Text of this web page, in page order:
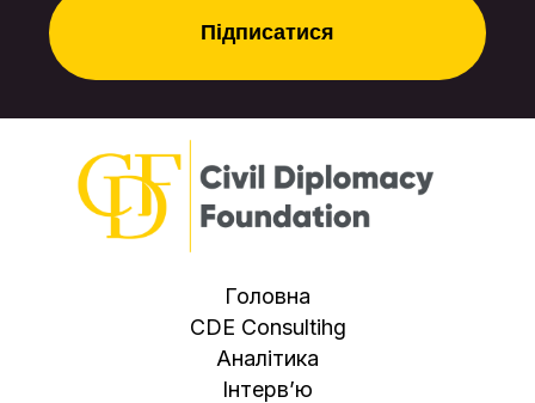
Головна
CDE Consultihg
Аналітика
Інтерв’ю